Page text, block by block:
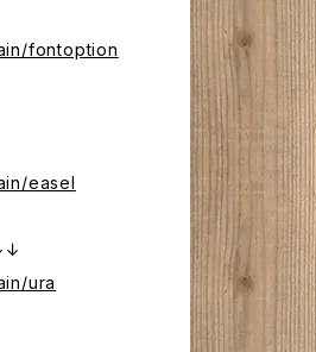
fontoption
easel
ura